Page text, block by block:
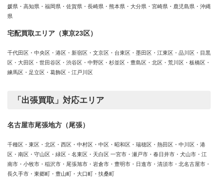
媛県・高知県・福岡県・佐賀県・長崎県・熊本県・大分県・宮崎県・鹿児島県・沖縄
県
宅配買取エリア（東京23区）
千代田区・中央区・港区・新宿区・文京区・台東区・墨田区・江東区・品川区・目黒
区・大田区・世田谷区・渋谷区・中野区・杉並区・豊島区・北区・荒川区・板橋区・
練馬区・足立区・葛飾区・江戸川区
「出張買取」対応エリア
名古屋市尾張地方（尾張）
千種区・東区・北区・西区・中村区・中区・昭和区・瑞穂区・熱田区・中川区・港
区・南区・守山区・緑区・名東区・天白区 一宮市・瀬戸市・春日井市・犬山市・江
南市・小牧市・稲沢市・尾張旭市・岩倉市・豊明市・日進市・清須市・北名古屋市・
長久手市・東郷町・豊山町・大口町・扶桑町